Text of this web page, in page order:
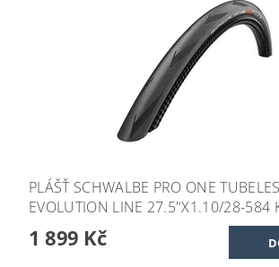
PLÁŠŤ SCHWALBE PRO ONE
EVOLUTION LINE 27.5"X1.10/28-584
1 899 Kč